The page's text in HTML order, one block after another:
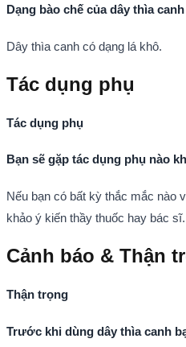
Dạng bào chế của dây thìa
Dây thìa canh có dạng lá khô.
Tác dụng phụ
Tác dụng phụ
Bạn sẽ gặp tác dụng phụ nào
Nếu bạn có bất kỳ thắc mắc nào
khảo ý kiến thầy thuốc hay bác sĩ.
Cảnh báo & Thận
Thận trọng
Trước khi dùng dây thìa canh